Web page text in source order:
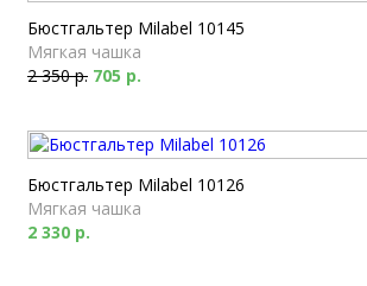
Бюстгальтер Milabel 10145
Мягкая чашка
2 350 р. 705 р.
Бюстгальтер Milabel 10126
Мягкая чашка
2 330 р.